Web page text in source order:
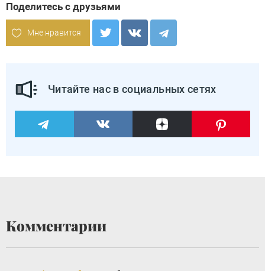
Поделитесь с друзьями
Мне нравится
Читайте нас в социальных сетях
Комментарии